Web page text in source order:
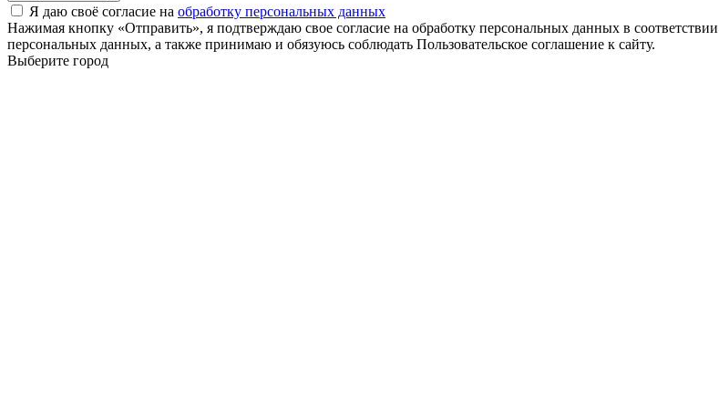
Я даю своё согласие на обработку персональных данных
Нажимая кнопку «Отправить», я подтверждаю свое согласие на обработку персональных данных в
персональных данных, а также принимаю и обязуюсь соблюдать Пользовательское соглашение к сайту.
Выберите город